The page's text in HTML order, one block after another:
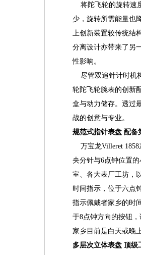
将陀飞轮的旋转速
少，旋转所需能量也
上创新装置较传统结
分离设计亦带来了另
性影响。
尽管双追针计时机
轮陀飞轮腕表的创新
盒与动力储存。透过
战的创意与专业。
规范式指针表盘 配备
万宝龙Villeret 1858
央分针与6点钟位置
室、各大表厂工坊，
时间指示，位于六点
指示佩戴者家乡的时
于8点钟方向的按钮
家乡目前是白天或晚
多层次立体表盘 顶级